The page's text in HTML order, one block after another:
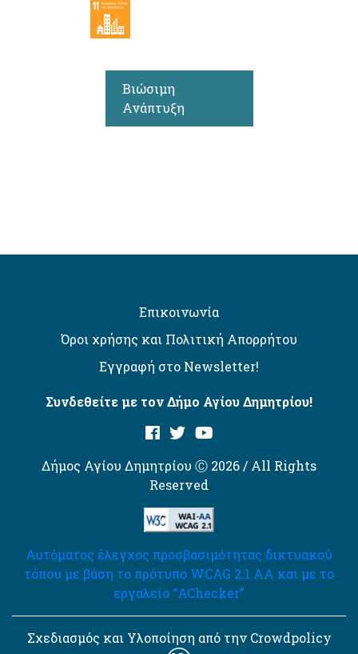
Βιώσιμη
Ανάπτυξη
Επικοινωνία
Όροι χρήσης και Πολιτική Απορρήτου
Εγγραφή στο Newsletter!
Συνδεθείτε με τον Δήμο Αγίου Δημητρίου!
Δήμος Αγίου Δημητρίου Ⓒ 2026 / All Rights
Reserved
Αυτόματος έλεγχος προσβασιμότητας δικτυακού
τόπου με βάση το πρότυπο WCAG 2.1 AA και με το
εργαλείο “AChecker”
Σχεδιασμός και Υλοποίηση από την Crowdpolicy